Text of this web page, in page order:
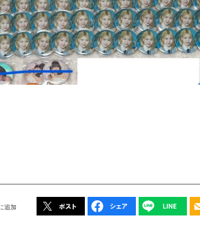
追加